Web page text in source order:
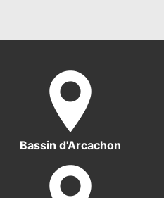
Bassin d'Arcachon